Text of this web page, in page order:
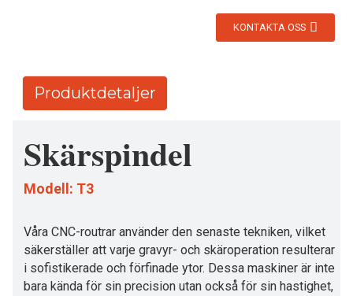
KONTAKTA OSS
Produktdetaljer
Skärspindel
Modell: T3
Våra CNC-routrar använder den senaste tekniken, vilket
säkerställer att varje gravyr- och skäroperation resulterar
i sofistikerade och förfinade ytor. Dessa maskiner är inte
bara kända för sin precision utan också för sin hastighet,